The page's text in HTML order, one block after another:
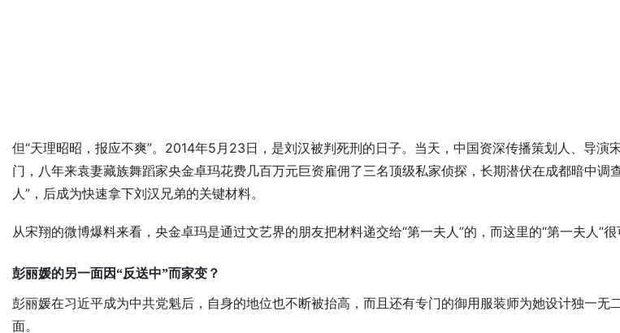
但“天理昭昭，报应不爽”。2014年5月23日，是刘汉被判死刑的日子。当天，中国资深传播策划人、导
门，八年来袁妻藏族舞蹈家央金卓玛花费几百万元巨资雇佣了三名顶级私家侦探，长期潜伏在成都暗中
人”，后成为快速拿下刘汉兄弟的关键材料。
从宋翔的微博爆料来看，央金卓玛是通过文艺界的朋友把材料递交给“第一夫人”的，而这里的“第一夫人”
彭丽媛的另一面因“反送中”而家变？
彭丽媛在习近平成为中共党魁后，自身的地位也不断被抬高，而且还有专门的御用服装师为她设计独一
面。